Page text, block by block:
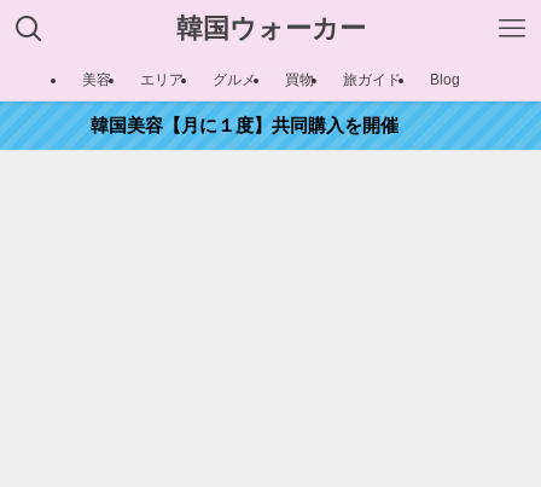
韓国ウォーカー
美容 エリア グルメ 買物 旅ガイド Blog
韓国美容【月に１度】共同購入を開催